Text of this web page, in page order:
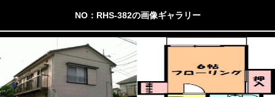
NO：RHS-382の画像ギャラリー